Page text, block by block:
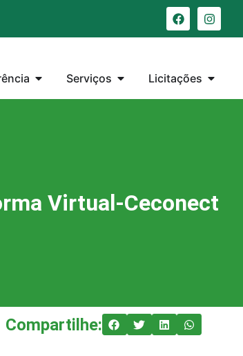
Serviços Licitações
Virtual-Ceconect
Compartilhe: